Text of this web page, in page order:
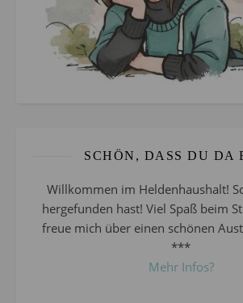
SCHÖN, DASS DU DA
Willkommen im Heldenhaushalt!
hergefunden hast! Viel Spaß beim
freue mich über einen schönen
***
Mehr Infos?